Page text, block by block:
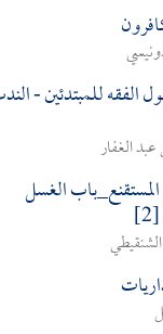
الفقه للمبتدئين -
الغفار
الغسل